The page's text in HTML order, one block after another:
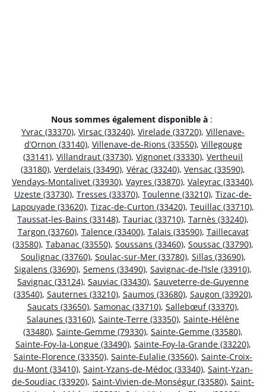
Nous sommes également disponible à :
Yvrac (33370), Virsac (33240), Virelade (33720), Villenave-
d’Ornon (33140), Villenave-de-Rions (33550), Villegouge
(33141), Villandraut (33730), Vignonet (33330), Vertheuil
(33180), Verdelais (33490), Vérac (33240), Vensac (33590),
Vendays-Montalivet (33930), Vayres (33870), Valeyrac (33340),
Uzeste (33730), Tresses (33370), Toulenne (33210), Tizac-de-
Lapouyade (33620), Tizac-de-Curton (33420), Teuillac (33710),
Taussat-les-Bains (33148), Tauriac (33710), Tarnès (33240),
Targon (33760), Talence (33400), Talais (33590), Taillecavat
(33580), Tabanac (33550), Soussans (33460), Soussac (33790),
Soulignac (33760), Soulac-sur-Mer (33780), Sillas (33690),
Sigalens (33690), Semens (33490), Savignac-de-l’Isle (33910),
Savignac (33124), Sauviac (33430), Sauveterre-de-Guyenne
(33540), Sauternes (33210), Saumos (33680), Saugon (33920),
Saucats (33650), Samonac (33710), Sallebœuf (33370),
Salaunes (33160), Sainte-Terre (33350), Sainte-Hélène
(33480), Sainte-Gemme (79330), Sainte-Gemme (33580),
Sainte-Foy-la-Longue (33490), Sainte-Foy-la-Grande (33220),
Sainte-Florence (33350), Sainte-Eulalie (33560), Sainte-Croix-
du-Mont (33410), Saint-Yzans-de-Médoc (33340), Saint-Yzan-
de-Soudiac (33920), Saint-Vivien-de-Monségur (33580), Saint-